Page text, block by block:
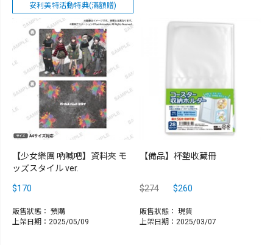
安利美特活動特典(滿額贈)
【少女樂團 吶喊吧】資料夾 モ
ッズスタイル ver.
$170
販售狀態： 預購
上架日期：2025/05/09
【備品】杯墊收藏冊
$274 $260
販售狀態： 現貨
上架日期：2025/03/07